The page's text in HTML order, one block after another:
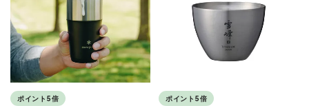
ポイント5倍 ポイント5倍